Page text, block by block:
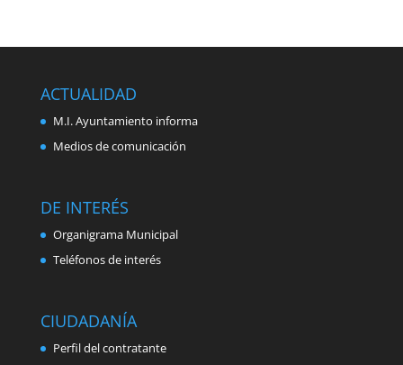
ACTUALIDAD
M.I. Ayuntamiento informa
Medios de comunicación
DE INTERÉS
Organigrama Municipal
Teléfonos de interés
CIUDADANÍA
Perfil del contratante